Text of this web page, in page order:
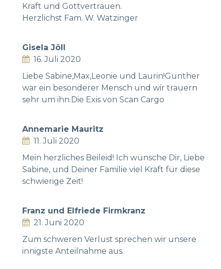
Kraft und Gottvertrauen.
Herzlichst Fam. W. Watzinger
Gisela Jöll
16. Juli 2020
Liebe Sabine,Max,Leonie und Laurin!Gunther
war ein besonderer Mensch und wir trauern
sehr um ihn.Die Exis von Scan Cargo
Annemarie Mauritz
11. Juli 2020
Mein herzliches Beileid! Ich wünsche Dir, Liebe
Sabine, und Deiner Familie viel Kraft für diese
schwierige Zeit!
Franz und Elfriede Firmkranz
21. Juni 2020
Zum schweren Verlust sprechen wir unsere
innigste Anteilnahme aus.